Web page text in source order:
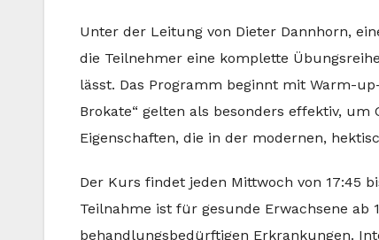
Unter der Leitung von Dieter Dannhorn,
die Teilnehmer eine komplette
lässt. Das Programm beginnt mit Warm-
Brokate“ gelten als besonders effektiv,
Eigenschaften, die in der modernen,
Der Kurs findet jeden Mittwoch von 17:45
Teilnahme ist für gesunde Erwachsene ab
behandlungsbedürftigen Erkrankungen.